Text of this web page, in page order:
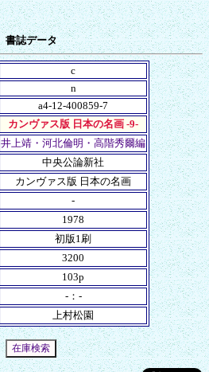
書誌データ
c
n
a4-12-400859-7
カンヴァス版 日本の名画 -9-
井上靖・河北倫明・高階秀爾編
中央公論新社
カンヴァス版 日本の名画
-
1978
初版1刷
3200
103p
-：-
上村松園